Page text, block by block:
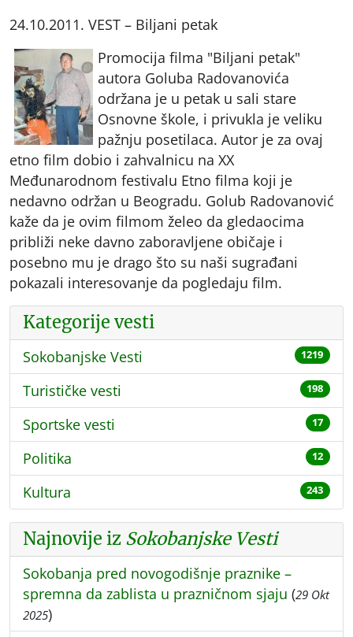
24.10.2011. VEST – Biljani petak
Promocija filma "Biljani petak"
autora Goluba Radovanovića
održana je u petak u sali stare
Osnovne škole, i privukla je veliku
pažnju posetilaca. Autor je za ovaj
etno film dobio i zahvalnicu na XX
Međunarodnom festivalu Etno filma koji je
nedavno održan u Beogradu. Golub Radovanović
kaže da je ovim filmom želeo da gledaocima
približi neke davno zaboravljene običaje i
posebno mu je drago što su naši sugrađani
pokazali interesovanje da pogledaju film.
Kategorije vesti
Sokobanjske Vesti 1219
Turističke vesti 198
Sportske vesti 17
Politika 12
Kultura 243
Najnovije iz Sokobanjske Vesti
Sokobanja pred novogodišnje praznike –
spremna da zablista u prazničnom sjaju (29 Okt
2025)